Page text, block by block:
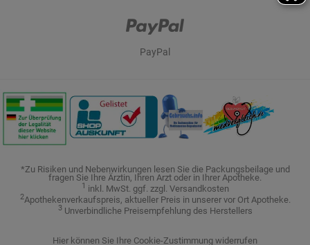
PayPal
*Zu Risiken und Nebenwirkungen lesen Sie die Packungsbeilage und
fragen Sie Ihre Ärztin, Ihren Arzt oder in Ihrer Apotheke.
1 inkl. MwSt. ggf. zzgl. Versandkosten
2Apothekenverkaufspreis, aktueller Preis in unserer vor Ort Apotheke.
3Unverbindliche Preisempfehlung des Herstellers
Hier können Sie Ihre Cookie-Zustimmung widerrufen